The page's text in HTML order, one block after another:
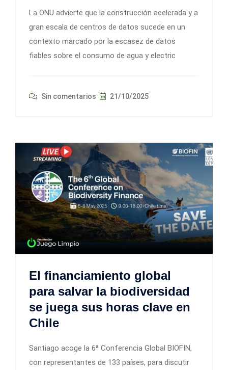
La ONU advierte que la construcción acelerada y a
gran escala de centros de datos sucede en un
contexto marcado por la escasez de datos
fiables sobre el consumo de agua y electric
Sin comentarios 21/10/2025
El financiamiento global
para salvar la biodiversidad
se juega sus horas clave en
Chile
Santiago acoge la 6ª Conferencia Global BIOFIN,
con representantes de 133 países, para discutir